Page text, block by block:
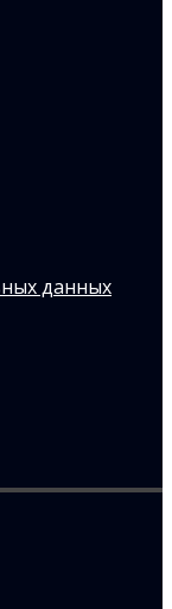
данных